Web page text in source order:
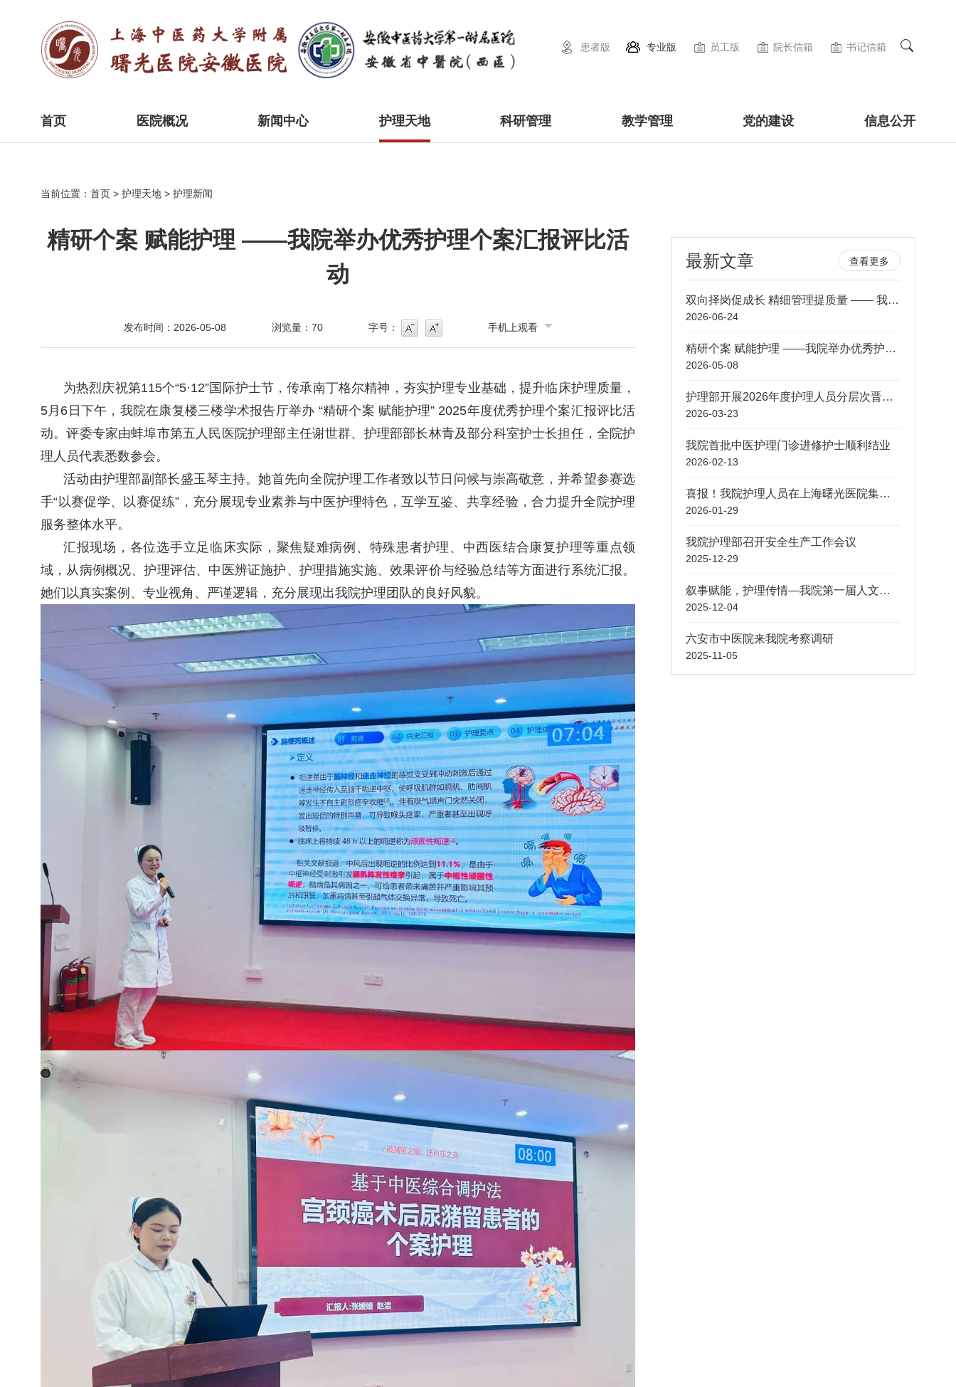
患者版 专业版 员工版 院长信箱 书记信箱
首页 医院概况 新闻中心 护理天地 科研管理 教学管理 党的建设 信息公开
当前位置： 首页 > 护理天地 > 护理新闻
精研个案 赋能护理 ——我院举办优秀护理个案汇报评比活
动
发布时间：2026-05-08 浏览量： 70 字号：
字号字号增大 手机上观看
为热烈庆祝第115个“5·12”国际护士节，传承南丁格尔精神，夯实护理专业基础，提升临床护理质量，
5月6日下午 ，我院在康复楼三楼学术报告厅举办 “精研个案 赋能护理” 2025年度优秀护理个案汇报评比活
动。评委专家由蚌埠市第五人民医院护理部主任谢世群、护理部部长林青及部分科室护士长担任，全院护
理人员代表悉数参会。
活动由护理部副部长盛玉琴主持。她首先向全院护理工作者致以节日问候与崇高敬意，并希望参赛选
手“以赛促学、以赛促练”，充分展现专业素养与中医护理特色，互学互鉴、共享经验，合力提升全院护理
服务整体水平。
汇报现场， 各位选手立足临床实际，聚焦疑难病例、特殊患者护理、中西医结合康复护理等重点领
域，从病例概况、护理评估、中医辨证施护、护理措施实施、效果评价与经验总结等方面进行系统汇报。
她们以真实案例、专业视角、严谨逻辑，充分展现出我院护理团队的良好风貌。
最新文章 查看更多
双向择岗促成长 精细管理提质量 —— 我院顺利开展轮转护士定科定岗双向选择工作
2026-06-24
精研个案 赋能护理 ——我院举办优秀护理个案汇报评比活动
2026-05-08
护理部开展2026年度护理人员分层次晋级考核
2026-03-23
我院首批中医护理门诊进修护士顺利结业
2026-02-13
喜报！我院护理人员在上海曙光医院集团中医护理典型案例大赛中荣获佳绩
2026-01-29
我院护理部召开安全生产工作会议
2025-12-29
叙事赋能，护理传情—我院第一届人文心理护理案例决赛圆满落幕
2025-12-04
六安市中医院来我院考察调研
2025-11-05